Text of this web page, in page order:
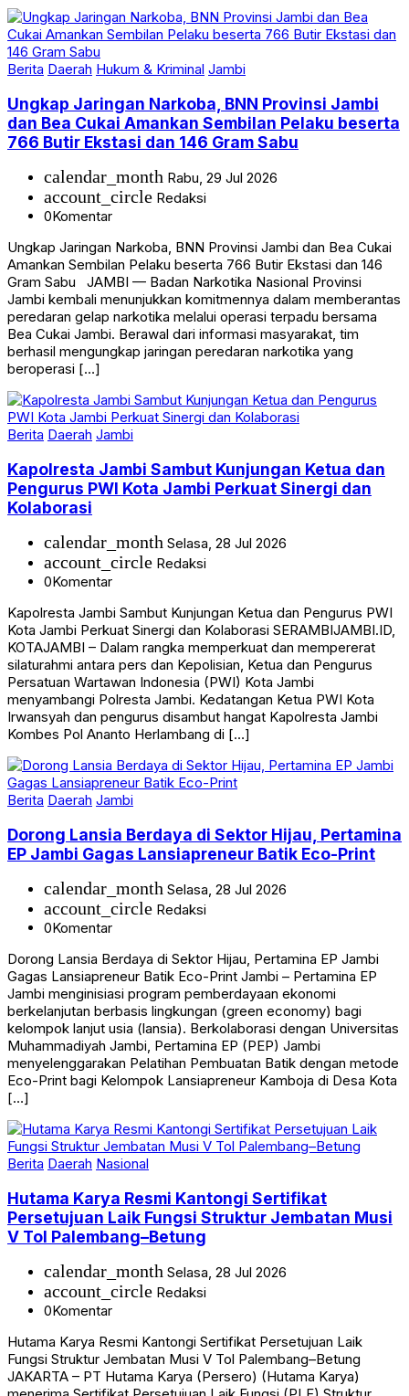
Berita Daerah Hukum & Kriminal
dan Bea Cukai Amankan Sembilan Pelaku beserta
766 Butir Ekstasi dan 146 Gram Sabu
account_circleRedaksi
0Komentar
Amankan Sembilan Pelaku beserta 766 Butir Ekstasi dan 146
Gram Sabu JAMBI — Badan Narkotika Nasional Provinsi
Jambi kembali menunjukkan komitmennya dalam memberantas
peredaran gelap narkotika melalui operasi terpadu bersama
Bea Cukai Jambi. Berawal dari informasi masyarakat, tim
berhasil mengungkap jaringan peredaran narkotika yang
beroperasi […]
Berita Daerah Jambi
Pengurus PWI Kota Jambi Perkuat Sinergi dan
Kolaborasi
account_circleRedaksi
0Komentar
Kota Jambi Perkuat Sinergi dan Kolaborasi SERAMBIJAMBI.ID,
KOTAJAMBI – Dalam rangka memperkuat dan mempererat
silaturahmi antara pers dan Kepolisian, Ketua dan Pengurus
Persatuan Wartawan Indonesia (PWI) Kota Jambi
menyambangi Polresta Jambi. Kedatangan Ketua PWI Kota
Irwansyah dan pengurus disambut hangat Kapolresta Jambi
Kombes Pol Ananto Herlambang di […]
Berita Daerah Jambi
EP Jambi Gagas Lansiapreneur Batik Eco-Print
account_circleRedaksi
0Komentar
Gagas Lansiapreneur Batik Eco-Print Jambi – Pertamina EP
Jambi menginisiasi program pemberdayaan ekonomi
berkelanjutan berbasis lingkungan (green economy) bagi
kelompok lanjut usia (lansia). Berkolaborasi dengan Universitas
Muhammadiyah Jambi, Pertamina EP (PEP) Jambi
menyelenggarakan Pelatihan Pembuatan Batik dengan metode
Eco-Print bagi Kelompok Lansiapreneur Kamboja di Desa Kota
[…]
Berita Daerah Nasional
Persetujuan Laik Fungsi Struktur Jembatan Musi
V Tol Palembang–Betung
account_circleRedaksi
0Komentar
Fungsi Struktur Jembatan Musi V Tol Palembang–Betung
JAKARTA – PT Hutama Karya (Persero) (Hutama Karya)
menerima Sertifikat Persetujuan Laik Fungsi (PLF) Struktur